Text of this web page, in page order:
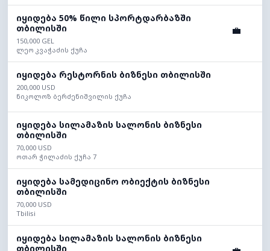
იყიდება 50% წილი სპორტდარბაზში
თბილისში
150,000 GEL
ლეო კვაჭაძის ქუჩა
💼
იყიდება რესტორნის ბიზნესი თბილისში
200,000 USD
ნიკოლოზ ბერძენიშვილის ქუჩა
იყიდება სილამაზის სალონის ბიზნესი
თბილისში
70,000 USD
ოთარ ჭილაძის ქუჩა 7
იყიდება სამედიცინო ობიექტის ბიზნესი
თბილისში
70,000 USD
Tbilisi
იყიდება სილამაზის სალონის ბიზნესი
თბილისში